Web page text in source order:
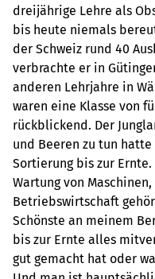
dreijährige Lehre als
bis heute niemals
der Schweiz rund 40
verbrachte er in
anderen Lehrjahre in
waren eine Klasse von
rückblickend. Der
und Beeren zu tun hatte
Sortierung bis zur
Wartung von
Betriebswirtschaft
Schönste an meinem
bis zur Ernte alles
gut gemacht hat oder